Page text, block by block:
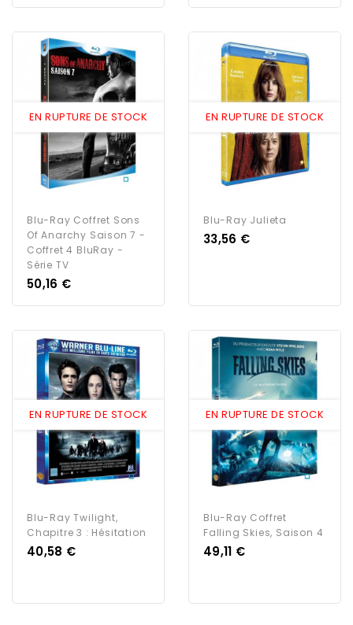
EN RUPTURE DE STOCK
Blu-Ray Coffret Sons
Of Anarchy Saison 7 -
Coffret 4 BluRay -
Série TV
Prix
50,16 €
EN RUPTURE DE STOCK
Blu-Ray Julieta
Prix
33,56 €
EN RUPTURE DE STOCK
Blu-Ray Twilight,
Chapitre 3 : Hésitation
Prix
40,58 €
EN RUPTURE DE STOCK
Blu-Ray Coffret
Falling Skies, Saison 4
Prix
49,11 €